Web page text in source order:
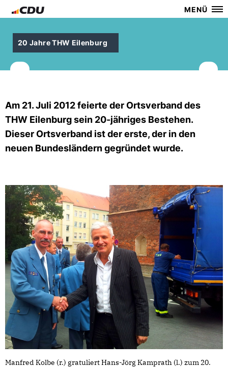
MENÜ
20 Jahre THW Eilenburg
Am 21. Juli 2012 feierte der Ortsverband des
THW Eilenburg sein 20-jähriges Bestehen.
Dieser Ortsverband ist der erste, der in den
neuen Bundesländern gegründet wurde.
Manfred Kolbe (r.) gratuliert Hans-Jörg Kamprath (l.) zum 20.